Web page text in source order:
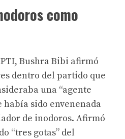
como
Bushra Bibi afirmó
dentro del partido que
una “agente
había sido envenenada
de inodoros. Afirmó
“tres gotas” del